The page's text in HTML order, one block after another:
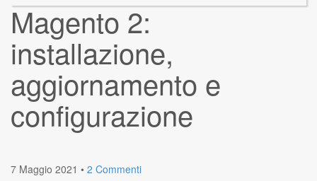
Magento 2:
installazione,
aggiornamento e
configurazione
7 Maggio 2021 • 2 Commenti